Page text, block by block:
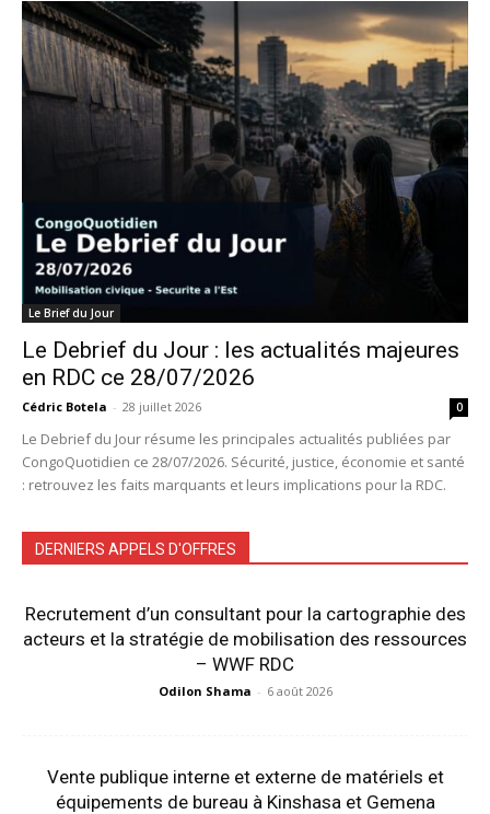
Le Brief du Jour
Le Debrief du Jour : les actualités majeures
en RDC ce 28/07/2026
Cédric Botela - 28 juillet 2026 0
Le Debrief du Jour résume les principales actualités publiées par
CongoQuotidien ce 28/07/2026. Sécurité, justice, économie et santé
: retrouvez les faits marquants et leurs implications pour la RDC.
DERNIERS APPELS D'OFFRES
Recrutement d’un consultant pour la cartographie des
acteurs et la stratégie de mobilisation des ressources
– WWF RDC
Odilon Shama - 6 août 2026
Vente publique interne et externe de matériels et
équipements de bureau à Kinshasa et Gemena